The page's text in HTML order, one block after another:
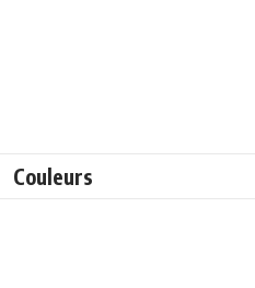
Couleurs